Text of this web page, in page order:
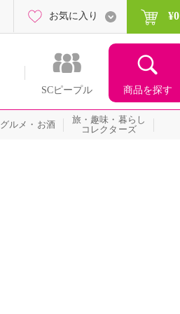
SCピープル 商品を探す
お気に入り ¥0
グルメ・お酒
旅・趣味・暮らし
コレクターズ